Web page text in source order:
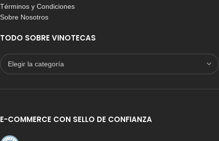
Términos y Condiciones
Sobre Nosotros
TODO SOBRE VINOTECAS
E-COMMERCE CON SELLO DE CONFIANZA